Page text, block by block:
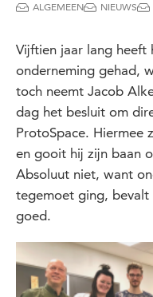
ALGEMEEN NIEUWS
Vijftien jaar lang heeft
onderneming gehad,
toch neemt Jacob
dag het besluit om
ProtoSpace. Hiermee
en gooit hij zijn baan
Absoluut niet, want
tegemoet ging, bevalt
goed.